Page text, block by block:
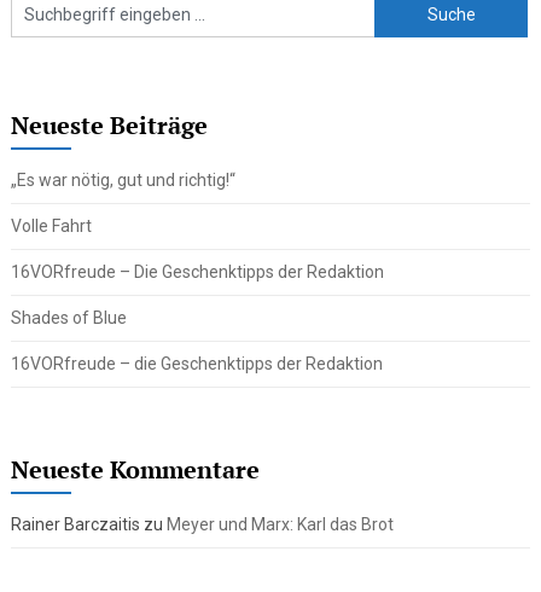
Neueste Beiträge
„Es war nötig, gut und richtig!“
Volle Fahrt
16VORfreude – Die Geschenktipps der Redaktion
Shades of Blue
16VORfreude – die Geschenktipps der Redaktion
Neueste Kommentare
Rainer Barczaitis zu Meyer und Marx: Karl das Brot